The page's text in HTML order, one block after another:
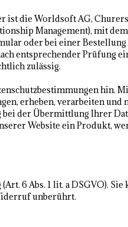
ist die Worldsoft AG,
Management), mit
oder bei einer
entsprechender Prüfung
zulässig.
hin.
erheben, verarbeiten und
der Übermittlung Ihrer
Website ein Produkt,
6 Abs. 1 lit. a DSGVO).
unberührt.